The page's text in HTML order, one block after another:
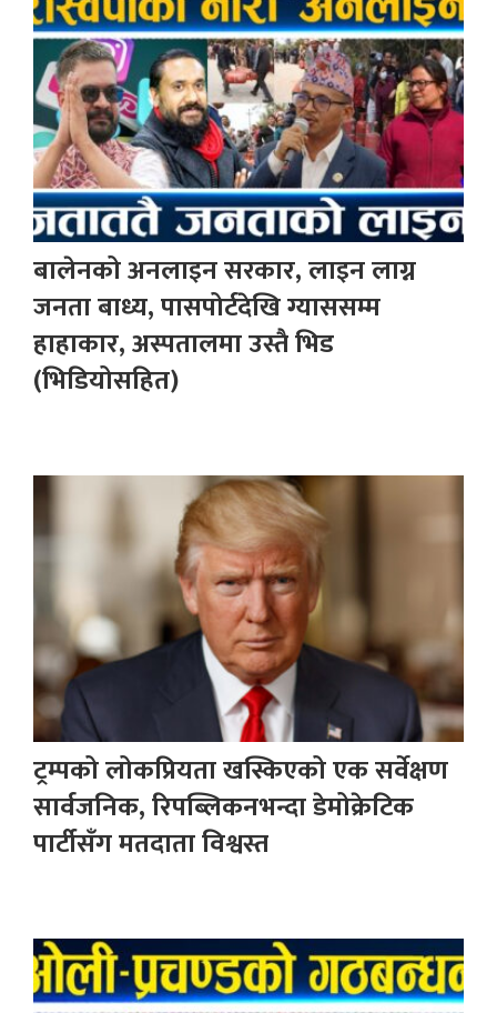
बालेनको अनलाइन सरकार, लाइन लाग्न
जनता बाध्य, पासपोर्टदेखि ग्याससम्म
हाहाकार, अस्पतालमा उस्तै भिड
(भिडियोसहित)
ट्रम्पको लोकप्रियता खस्किएको एक सर्वेक्षण
सार्वजनिक, रिपब्लिकनभन्दा डेमोक्रेटिक
पार्टीसँग मतदाता विश्वस्त